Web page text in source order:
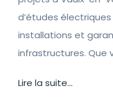
d’études
installations et
infrastructures. Que
Lire la suite...